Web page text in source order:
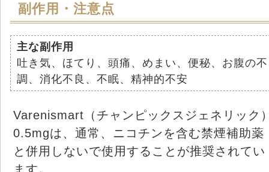
副作用・注意点
主な副作用
吐き気、ほてり、頭痛、めまい、便秘、お腹の不
調、消化不良、不眠、精神的不安
Varenismart（チャンピックスジェネリック
0.5mgは、通常、ニコチンを含む禁煙補助薬
と併用しないで使用することが推奨されてい
ます。